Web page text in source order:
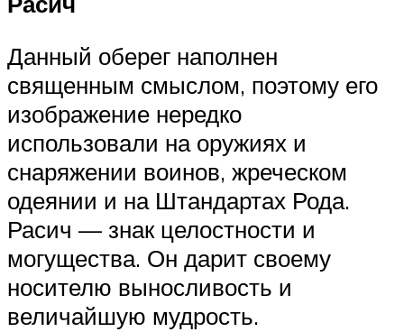
Данный оберег наполнен
священным смыслом, поэтому его
изображение нередко
использовали на оружиях и
снаряжении воинов, жреческом
одеянии и на Штандартах Рода.
Расич — знак целостности и
могущества. Он дарит своему
носителю выносливость и
величайшую мудрость.